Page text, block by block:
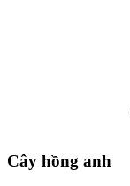
Cây hồng anh